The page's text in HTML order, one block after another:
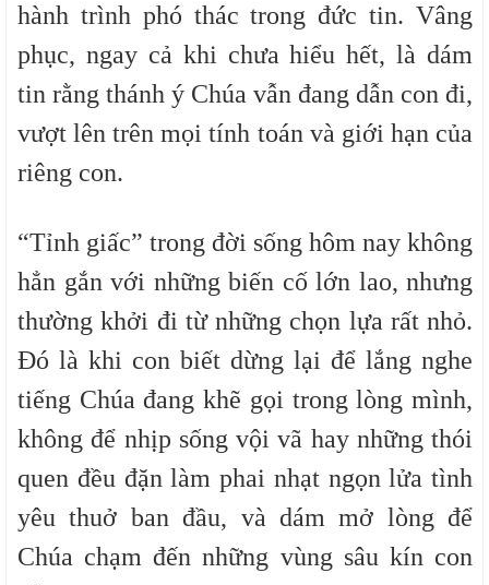
hành trình phó thác trong đức tin. Vâng
phục, ngay cả khi chưa hiểu hết, là dám
tin rằng thánh ý Chúa vẫn đang dẫn con đi,
vượt lên trên mọi tính toán và giới hạn của
riêng con.
“Tỉnh giấc” trong đời sống hôm nay không
hẳn gắn với những biến cố lớn lao, nhưng
thường khởi đi từ những chọn lựa rất nhỏ.
Đó là khi con biết dừng lại để lắng nghe
tiếng Chúa đang khẽ gọi trong lòng mình,
không để nhịp sống vội vã hay những thói
quen đều đặn làm phai nhạt ngọn lửa tình
yêu thuở ban đầu, và dám mở lòng để
Chúa chạm đến những vùng sâu kín con